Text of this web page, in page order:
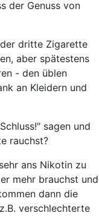
der Genuss von
dritte Zigarette
aber spätestens
- den üblen
an Kleidern und
sagen und
rauchst?
ans Nikotin zu
mehr brauchst und
dann die
verschlechterte